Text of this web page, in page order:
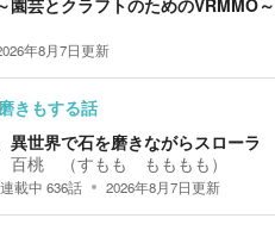
園芸とクラフトのためのVRMMO～
年8月7日更新
きもする話
異世界で石を磨きながらスローラ
桃 （すもも もももも）
連載中 636話 2026年8月7日更新